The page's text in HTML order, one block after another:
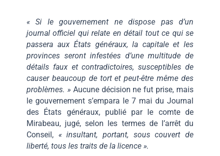
« Si le gouvernement ne dispose pas d’un
journal officiel qui relate en détail tout ce qui se
passera aux États généraux, la capitale et les
provinces seront infestées d’une multitude de
détails faux et contradictoires, susceptibles de
causer beaucoup de tort et peut-être même des
problèmes. »Aucune décision ne fut prise, mais
le gouvernement s’empara le 7 mai du Journal
des États généraux, publié par le comte de
Mirabeau, jugé, selon les termes de l’arrêt du
Conseil, « insultant, portant, sous couvert de
liberté, tous les traits de la licence ».